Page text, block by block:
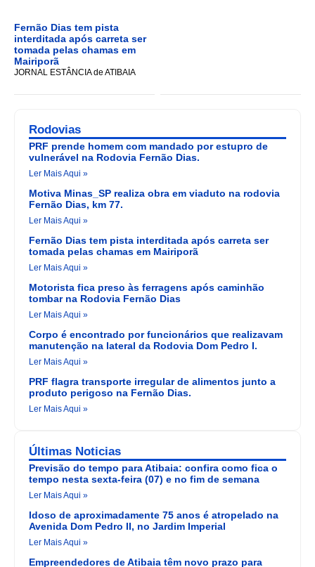
Fernão Dias tem pista
interditada após carreta ser
tomada pelas chamas em
Mairiporã
JORNAL ESTÂNCIA de ATIBAIA
Rodovias
PRF prende homem com mandado por estupro de
vulnerável na Rodovia Fernão Dias.
Ler Mais Aqui »
Motiva Minas_SP realiza obra em viaduto na rodovia
Fernão Dias, km 77.
Ler Mais Aqui »
Fernão Dias tem pista interditada após carreta ser
tomada pelas chamas em Mairiporã
Ler Mais Aqui »
Motorista fica preso às ferragens após caminhão
tombar na Rodovia Fernão Dias
Ler Mais Aqui »
Corpo é encontrado por funcionários que realizavam
manutenção na lateral da Rodovia Dom Pedro I.
Ler Mais Aqui »
PRF flagra transporte irregular de alimentos junto a
produto perigoso na Fernão Dias.
Ler Mais Aqui »
Últimas Noticias
Previsão do tempo para Atibaia: confira como fica o
tempo nesta sexta-feira (07) e no fim de semana
Ler Mais Aqui »
Idoso de aproximadamente 75 anos é atropelado na
Avenida Dom Pedro II, no Jardim Imperial
Ler Mais Aqui »
Empreendedores de Atibaia têm novo prazo para